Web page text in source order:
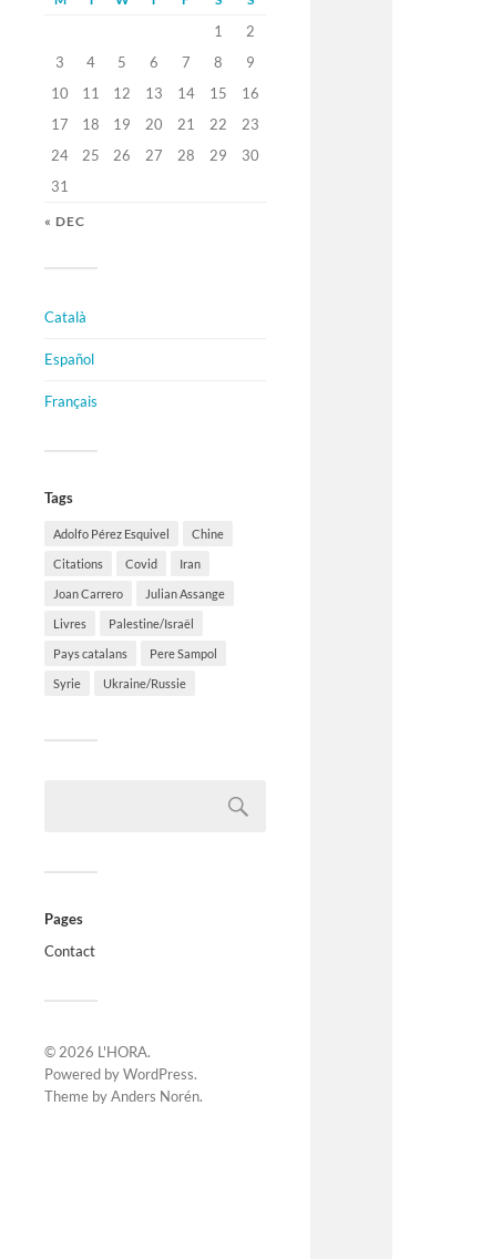
1
2
3
4 5 6 7 8
9
10
11 12 13 14 15
16
17
18 19 20 21 22
23
24
25 26 27 28 29
30
31
« DEC
Català
Español
Français
Tags
Adolfo Pérez Esquivel Chine
Citations Covid Iran
Joan Carrero Julian Assange
Livres Palestine/Israël
Pays catalans Pere Sampol
Syrie Ukraine/Russie
Pages
Contact
© 2026 L'HORA.
Powered byWordPress.
Theme byAnders Norén.